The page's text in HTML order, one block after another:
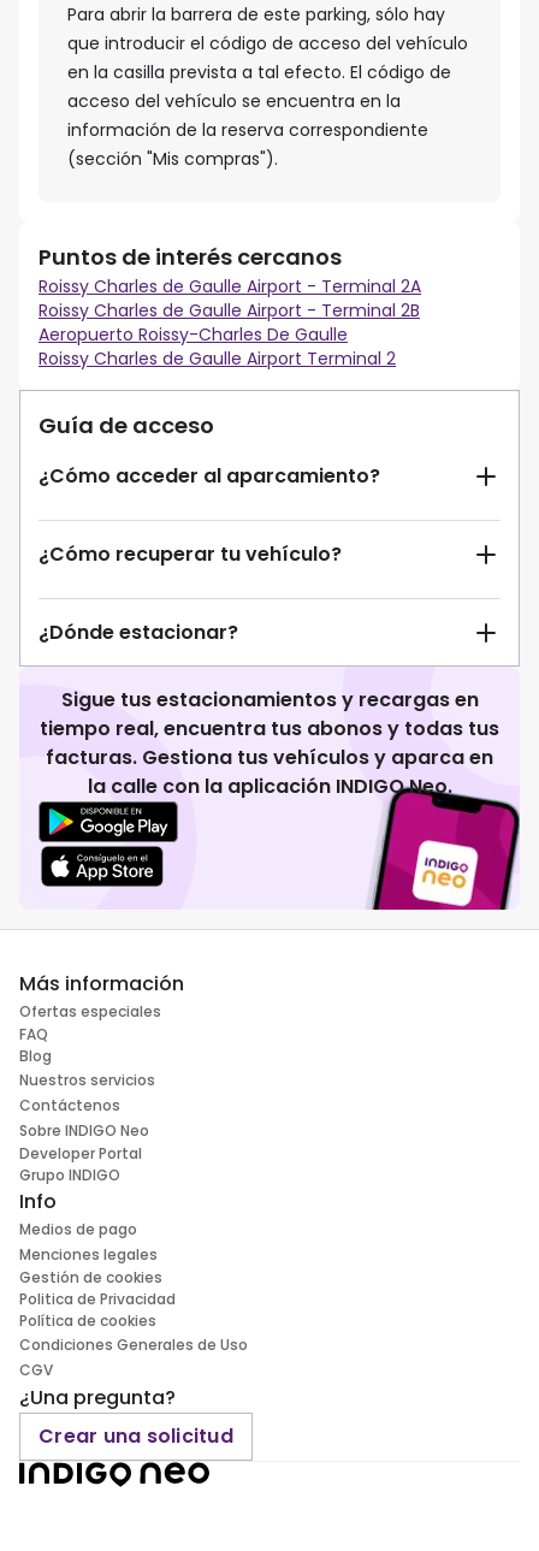
Para abrir la barrera de este parking, sólo hay
que introducir el código de acceso del vehículo
en la casilla prevista a tal efecto. El código de
acceso del vehículo se encuentra en la
información de la reserva correspondiente
(sección "Mis compras").
Puntos de interés cercanos
Roissy Charles de Gaulle Airport - Terminal 2A
Roissy Charles de Gaulle Airport - Terminal 2B
Aeropuerto Roissy-Charles De Gaulle
Roissy Charles de Gaulle Airport Terminal 2
Guía de acceso
¿Cómo acceder al aparcamiento?
¿Cómo recuperar tu vehículo?
¿Dónde estacionar?
Sigue tus estacionamientos y recargas en
tiempo real, encuentra tus abonos y todas tus
facturas. Gestiona tus vehículos y aparca en
la calle con la aplicación INDIGO Neo.
Más información
Ofertas especiales
FAQ
Blog
Nuestros servicios
Contáctenos
Sobre INDIGO Neo
Developer Portal
Grupo INDIGO
Info
Medios de pago
Menciones legales
Gestión de cookies
Politica de Privacidad
Política de cookies
Condiciones Generales de Uso
CGV
¿Una pregunta?
Crear una solicitud